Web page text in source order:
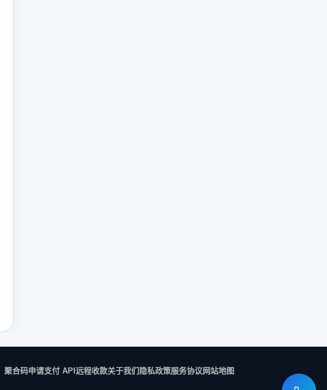
聚合码申请支付 API远程收款关于我们隐私政策服务协议网站地图